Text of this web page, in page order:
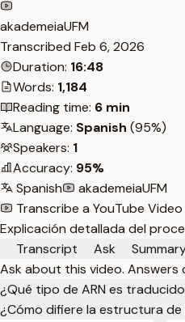
akademeiaUFM
Transcribed Feb 6, 2026
Duration: 16:48
Words: 1,184
Reading time: 6 min
Language: Spanish (95%)
Speakers: 1
Accuracy: 95%
Spanish
akademeiaUFM
Transcribe a YouTube Video
Explicación detallada del
Transcript
Ask
Ask about this video.
¿Qué tipo de ARN es
¿Cómo difiere la estructura de